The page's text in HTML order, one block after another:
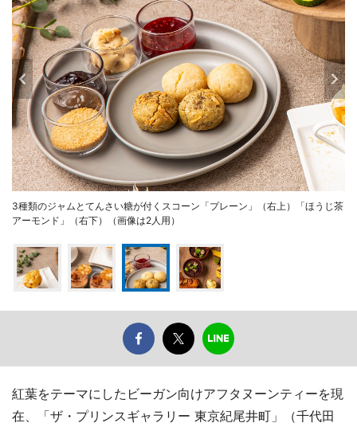
3種類のジャムとてんさい糖が付くスコーン「プレーン」（右上）「ほうじ茶
アーモンド」（右下）（画像は2人用）
紅葉をテーマにしたビーガン向けアフタヌーンティーを現
在、「ザ・プリンスギャラリー 東京紀尾井町」（千代田